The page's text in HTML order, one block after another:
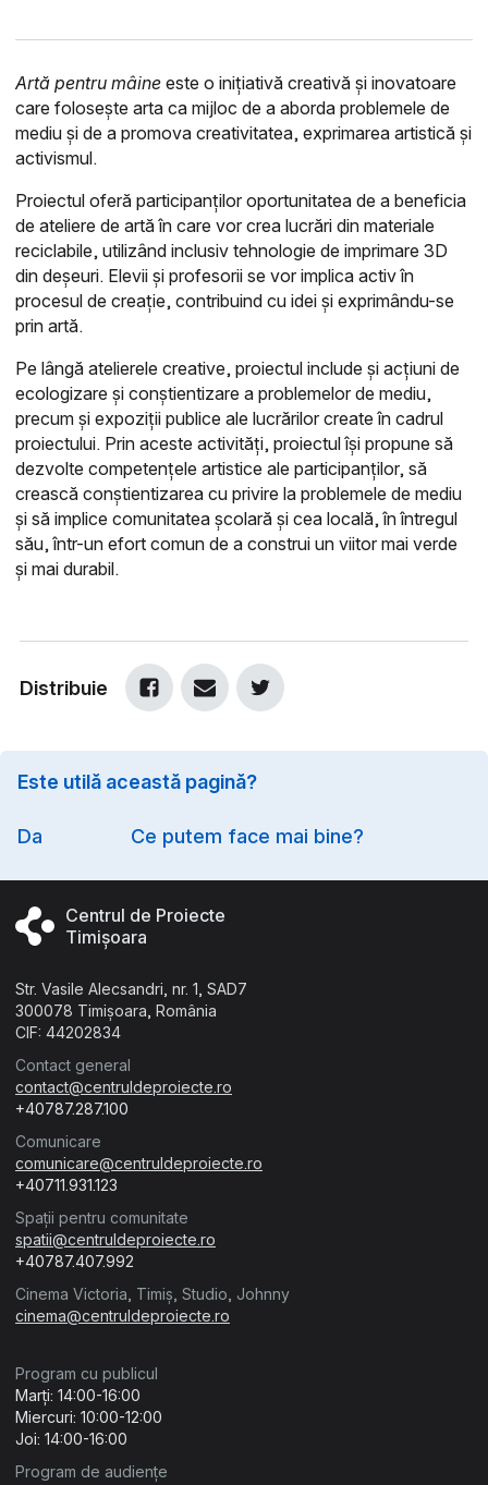
Artă pentru mâine este o inițiativă creativă și inovatoare
care folosește arta ca mijloc de a aborda problemele de
mediu și de a promova creativitatea, exprimarea artistică și
activismul.
Proiectul oferă participanților oportunitatea de a beneficia
de ateliere de artă în care vor crea lucrări din materiale
reciclabile, utilizând inclusiv tehnologie de imprimare 3D
din deșeuri. Elevii și profesorii se vor implica activ în
procesul de creație, contribuind cu idei și exprimându-se
prin artă.
Pe lângă atelierele creative, proiectul include și acțiuni de
ecologizare și conștientizare a problemelor de mediu,
precum și expoziții publice ale lucrărilor create în cadrul
proiectului. Prin aceste activități, proiectul își propune să
dezvolte competențele artistice ale participanților, să
crească conștientizarea cu privire la problemele de mediu
și să implice comunitatea școlară și cea locală, în întregul
său, într-un efort comun de a construi un viitor mai verde
și mai durabil.
Distribuie
Este utilă această pagină?
Da Ce putem face mai bine?
Centrul de Proiecte
Timișoara
Str. Vasile Alecsandri, nr. 1, SAD7
300078 Timișoara, România
CIF: 44202834
Contact general
contact@centruldeproiecte.ro
+40787.287.100
Comunicare
comunicare@centruldeproiecte.ro
+40711.931.123
Spații pentru comunitate
spatii@centruldeproiecte.ro
+40787.407.992
Cinema Victoria, Timiș, Studio, Johnny
cinema@centruldeproiecte.ro
Program cu publicul
Marți: 14:00-16:00
Miercuri: 10:00-12:00
Joi: 14:00-16:00
Program de audiențe